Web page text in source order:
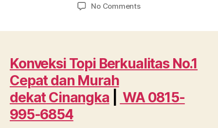
No Commentson
Cepat
dan
dekat
Cinangka
Konveksi Topi Berkualitas No.1
Cepat dan Murah
dekat Cinangka
WA 0815-
995-6854